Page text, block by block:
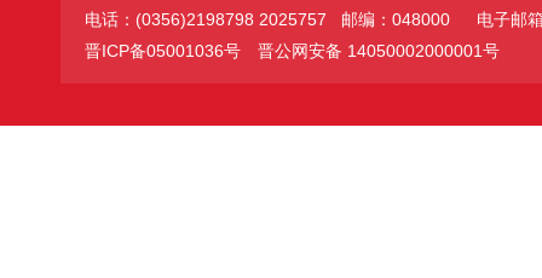
电话：(0356)2198798 2025757 邮编：048000
电子邮
晋ICP备05001036号
晋公网安备 14050002000001号